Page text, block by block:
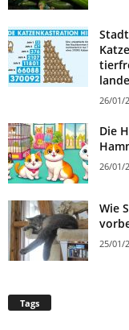
26/01/
Die
26/01/
Wie
25/01/
Tags